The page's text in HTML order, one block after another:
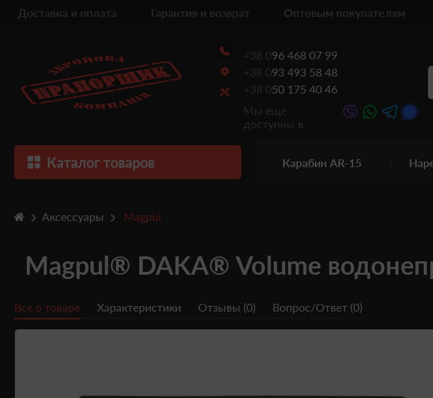
Доставка и оплата Гарантия и возврат Оптовым покупателям
+38 096 468 07 99
+38 093 493 58 48
+38 050 175 40 46
Мы еще
доступны в
Каталог товаров Карабин AR-15
Аксессуары Magpul
Magpul® DAKA® Volume
Все о товаре Характеристики Отзывы (0) Вопрос/Ответ (0)